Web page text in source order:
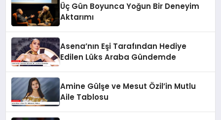
Üç Gün Boyunca Yoğun Bir Deneyim
Aktarımı
Asena’nın Eşi Tarafından Hediye
Edilen Lüks Araba Gündemde
Amine Gülşe ve Mesut Özil’in Mutlu
Aile Tablosu